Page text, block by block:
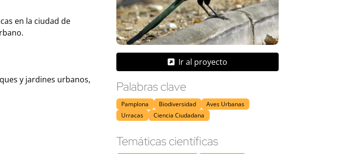
en la ciudad de
y jardines urbanos,
Ir al proyecto
Palabras clave
Pamplona Biodiversidad
Aves Urbanas
Urracas
Ciencia Ciudadana
Temáticas científicas